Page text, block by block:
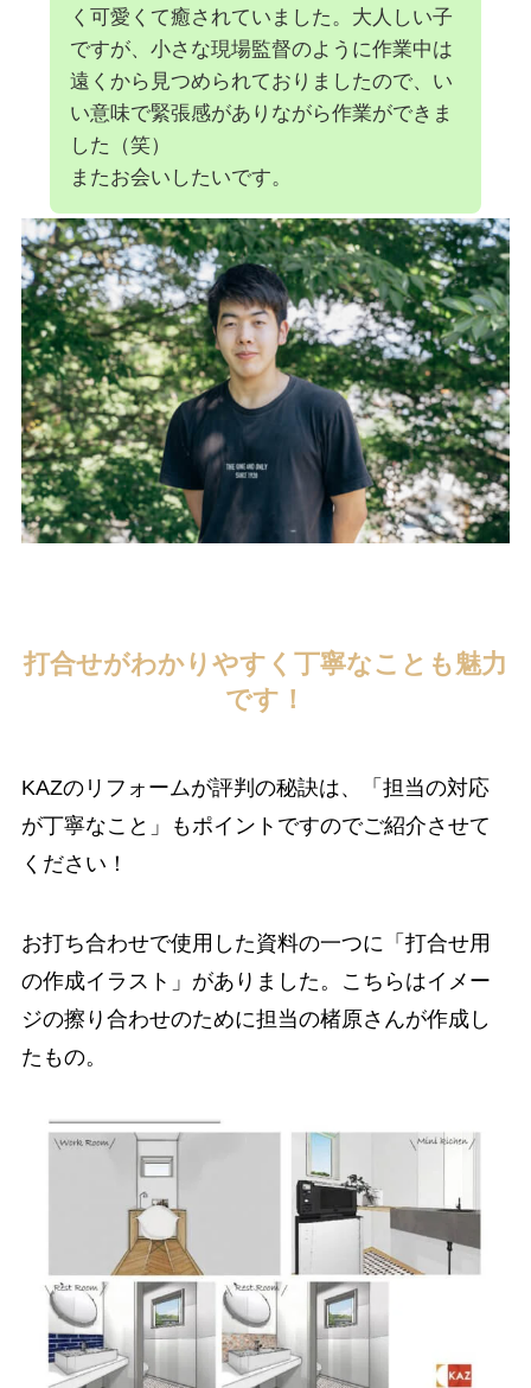
く可愛くて癒されていました。大人しい子
ですが、小さな現場監督のように作業中は
遠くから見つめられておりましたので、い
い意味で緊張感がありながら作業ができま
した（笑）
またお会いしたいです。
打合せがわかりやすく丁寧なことも魅力
です！
KAZのリフォームが評判の秘訣は、「担当の対応
が丁寧なこと」もポイントですのでご紹介させて
ください！
お打ち合わせで使用した資料の一つに「打合せ用
の作成イラスト」がありました。こちらはイメー
ジの擦り合わせのために担当の楮原さんが作成し
たもの。